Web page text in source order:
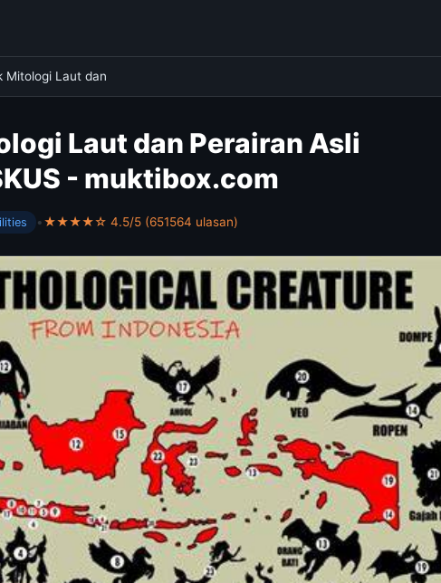
Mitologi Laut dan
Laut dan Perairan Asli
- muktibox.com
•★★★★☆ 4.5/5 (651564 ulasan)